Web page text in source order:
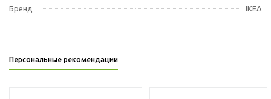
Бренд IKEA
Персональные рекомендации